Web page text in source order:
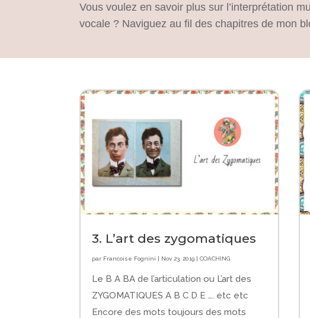
Vous voulez en savoir plus sur l’interprétation
vocale ? Naviguez au fil des chapitres de mon
3. L’art des zygomatiques
par Francoise Fognini | Nov 23, 2019 |COACHING
Le B A BA de l’articulation ou L’art des
ZYGOMATIQUES A B C D E …. etc etc
Encore des mots toujours des mots